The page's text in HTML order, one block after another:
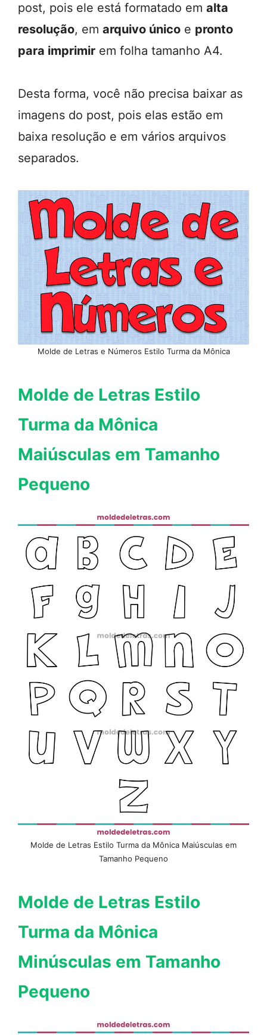
post, pois ele está formatado em alta
resolução, em arquivo único e pronto
para imprimir em folha tamanho A4.
Desta forma, você não precisa baixar as
imagens do post, pois elas estão em
baixa resolução e em vários arquivos
separados.
Molde de Letras e Números Estilo Turma da Mônica
Molde de Letras Estilo
Turma da Mônica
Maiúsculas em Tamanho
Pequeno
Molde de Letras Estilo Turma da Mônica Maiúsculas em
Tamanho Pequeno
Molde de Letras Estilo
Turma da Mônica
Minúsculas em Tamanho
Pequeno